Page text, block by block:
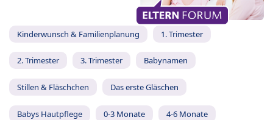
Kinderwunsch & Familienplanung 1. Trimester
2. Trimester 3. Trimester Babynamen
Stillen & Fläschchen Das erste Gläschen
Babys Hautpflege 0-3 Monate 4-6 Monate